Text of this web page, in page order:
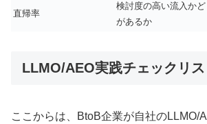
直帰率
検討度の高い流入か
があるか
LLMO/AEO実践チェックリ
ここからは、BtoB企業が自社のLLMO/